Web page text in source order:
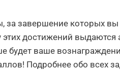
за завершение которых вы
этих достижений
будет ваше
Подробнее обо всех